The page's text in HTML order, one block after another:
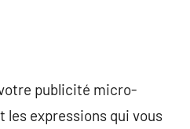
publicité micro-
les expressions qui vous